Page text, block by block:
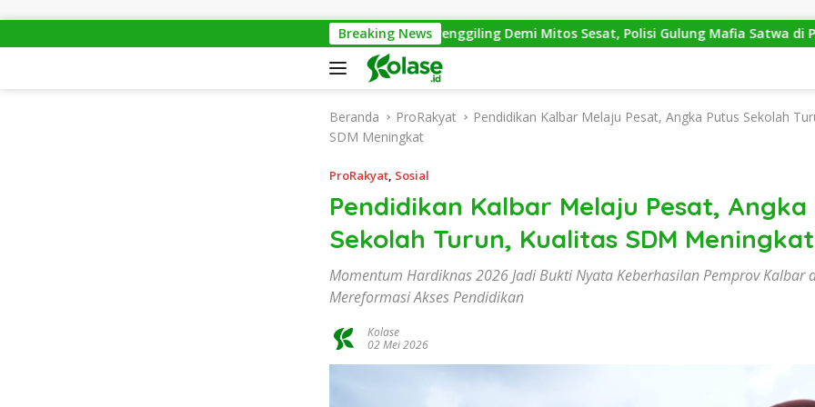
Breaking News
Bantai 2.600 Trenggiling Demi Mitos Sesat, Polisi Gulung Mafia Satwa di Pontianak
Beranda ProRakyat
Pendidikan Kalbar Melaju Pesat, Angka Putus Sekolah
SDM Meningkat
ProRakyat, Sosial
Pendidikan Kalbar Melaju Pesat, Angka
Sekolah Turun, Kualitas SDM Meningkat
Momentum Hardiknas 2026 Jadi Bukti Nyata Keberhasilan Pemprov Kalbar
Mereformasi Akses Pendidikan
Kolase
02 Mei 2026